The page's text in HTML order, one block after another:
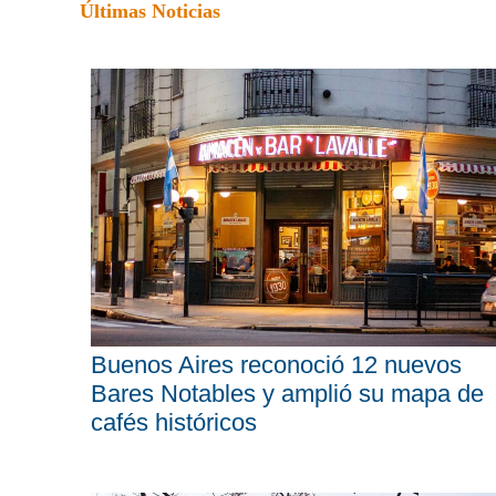
Últimas Noticias
Buenos Aires reconoció 12 nuevos
Bares Notables y amplió su mapa de
cafés históricos